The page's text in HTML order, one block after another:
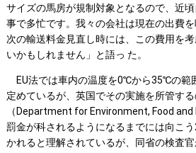
サイズの馬房が規制対象となるので、近
事で多忙です。我々の会社は現在の出費を
次の輸送料金見直し時には、この費用を
いかもしれません」と語っ た。
EU法では車内の温度を0℃から35℃の範
定めているが、英国でその実施を所管す
（Department for Environment, Food and
罰金が科されるようになるまでには向こ
かれると理解されているが、同省の検査